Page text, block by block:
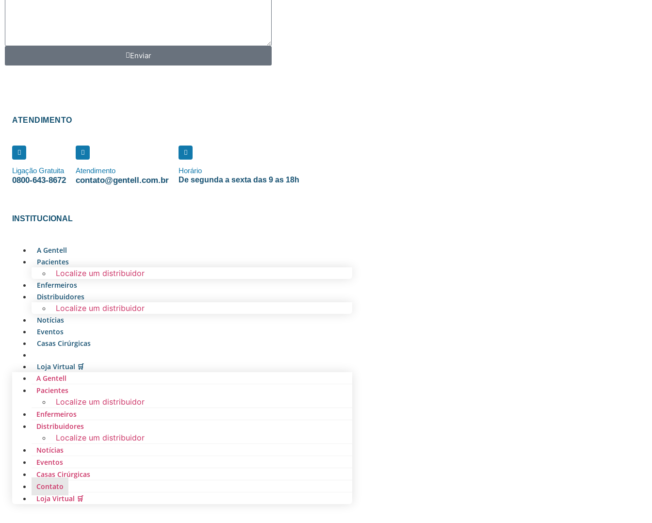
Enviar
ATENDIMENTO
Ligação Gratuita
0800-643-8672
Atendimento
contato@gentell.com.br
Horário
De segunda a sexta das 9 as 18h
INSTITUCIONAL
A Gentell
Pacientes
Localize um distribuidor
Enfermeiros
Distribuidores
Localize um distribuidor
Notícias
Eventos
Casas Cirúrgicas
Loja Virtual 🛒
A Gentell
Pacientes
Localize um distribuidor
Enfermeiros
Distribuidores
Localize um distribuidor
Notícias
Eventos
Casas Cirúrgicas
Contato
Loja Virtual 🛒